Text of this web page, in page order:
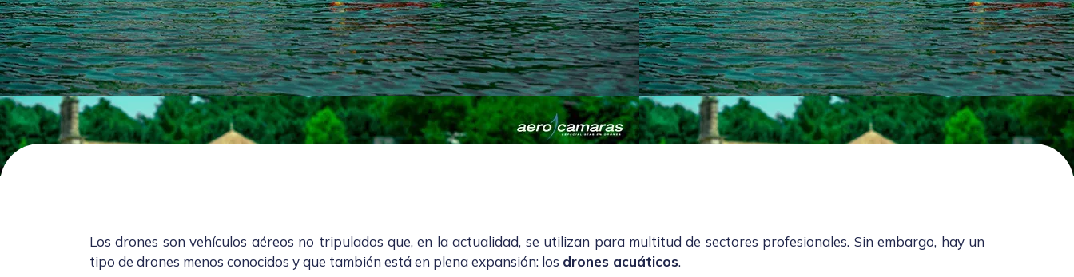
Los drones son vehículos aéreos no tripulados que, en la actualidad, se utilizan para multitud de sectores profesionales. Sin embargo, hay un
tipo de drones menos conocidos y que también está en plena expansión: los drones acuáticos.